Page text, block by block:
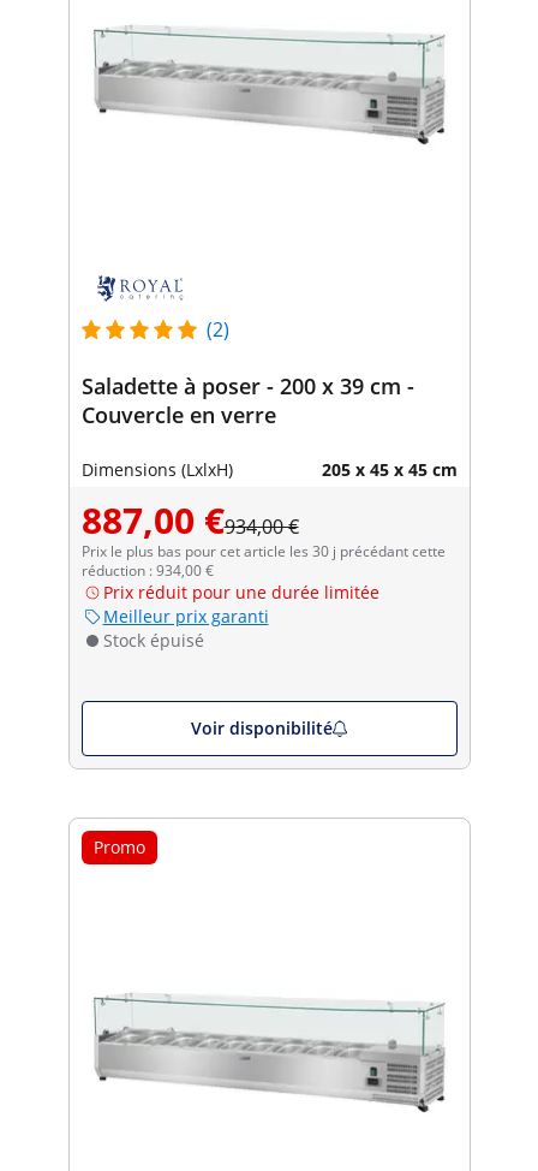
(2)
Saladette à poser - 200 x 39 cm -
Couvercle en verre
Dimensions (LxlxH) 205 x 45 x 45 cm
887,00 €934,00 €
Prix le plus bas pour cet article les 30 j précédant cette
réduction : 934,00 €
Prix réduit pour une durée limitée
Meilleur prix garanti
Stock épuisé
Voir disponibilité
Promo